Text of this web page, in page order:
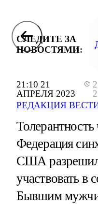
21:10 21
АПРЕЛЯ 2023
РЕДАКЦИЯ
СЛЕДИТЕ ЗА
НОВОСТЯМИ:
Федерация
США
участвовать в
Бывшим